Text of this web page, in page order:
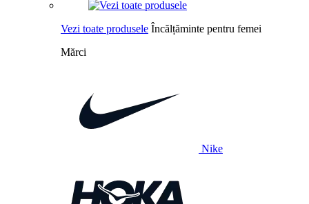
Vezi toate produsele Încălțăminte pentru femei
Mărci
Nike